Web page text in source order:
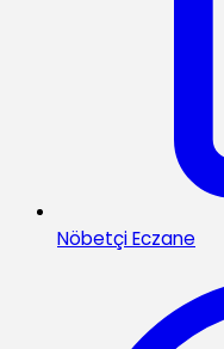
Nöbetçi Eczane